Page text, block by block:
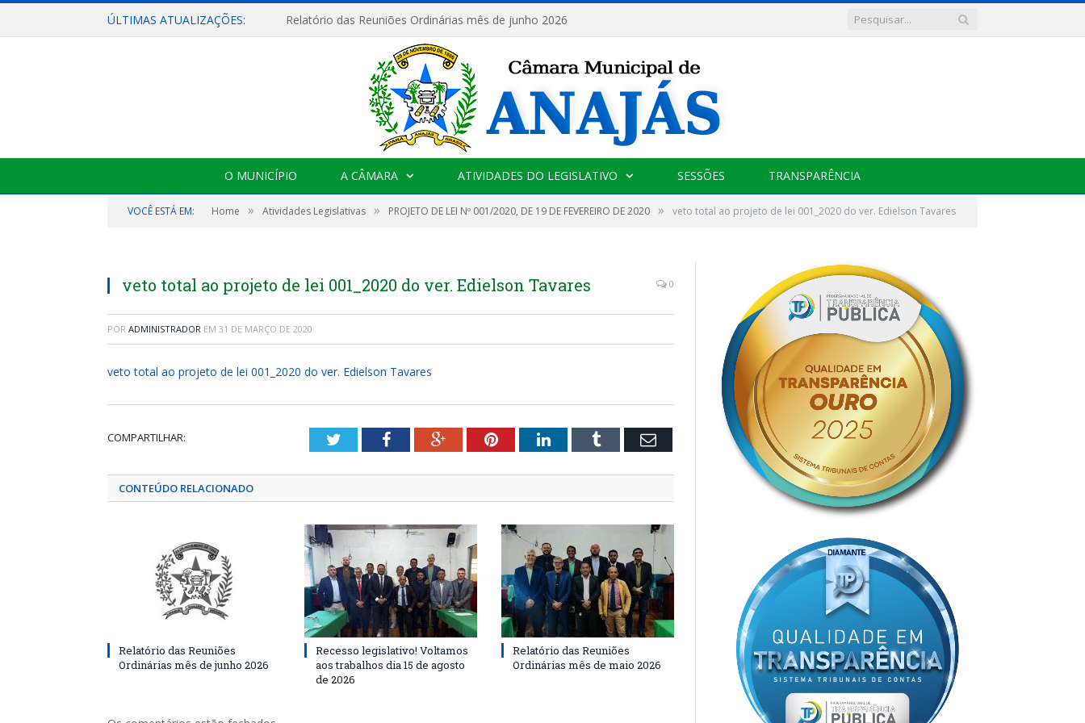
ÚLTIMAS ATUALIZAÇÕES: Relatório das Reuniões Ordinárias mês de junho 2026
O MUNICÍPIO A CÂMARA ATIVIDADES DO LEGISLATIVO SESSÕES TRANSPARÊNCIA
VOCÊ ESTÁ EM: Home » Atividades Legislativas » PROJETO DE LEI Nº 001/2020, DE 19 DE FEVEREIRO DE 2020 » veto total ao projeto de lei 001_2020 do ver. Edielson Tavares
veto total ao projeto de lei 001_2020 do ver. Edielson Tavares 0
POR ADMINISTRADOR EM 31 DE MARÇO DE 2020
veto total ao projeto de lei 001_2020 do ver. Edielson Tavares
COMPARTILHAR: TwitterFacebookGoogle+PinterestLinkedInTumblr Email
CONTEÚDO RELACIONADO
Relatório das Reuniões
Ordinárias mês de junho 2026
Recesso legislativo! Voltamos
aos trabalhos dia 15 de agosto
de 2026
Relatório das Reuniões
Ordinárias mês de maio 2026